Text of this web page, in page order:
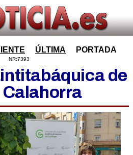
ÚLTIMA PORTADA
NR:7393
de
Calahorra